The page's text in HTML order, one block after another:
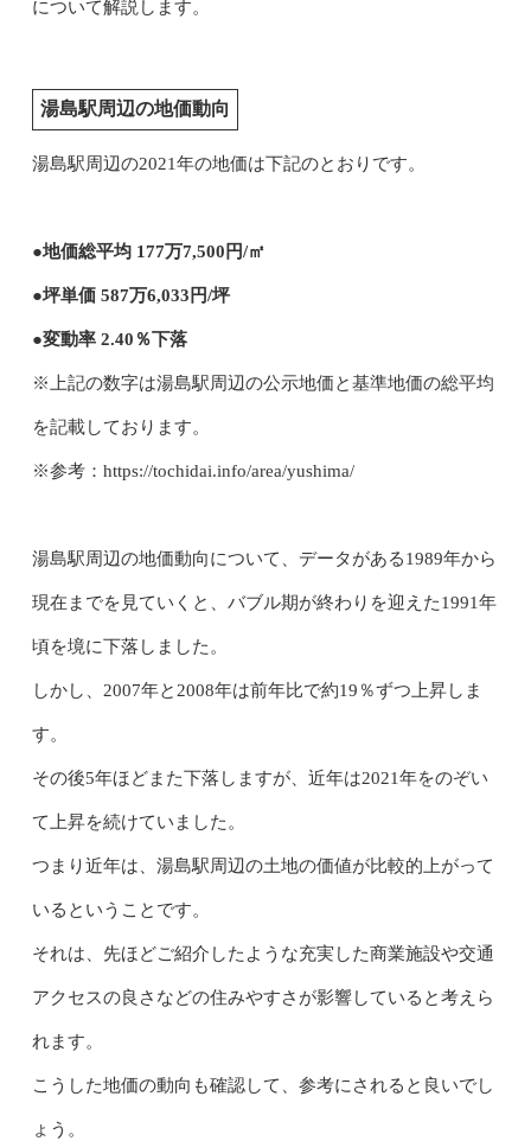
について解説します。
湯島駅周辺の地価動向
湯島駅周辺の2021年の地価は下記のとおりです。
●地価総平均 177万7,500円/㎡
●坪単価 587万6,033円/坪
●変動率 2.40％下落
※上記の数字は湯島駅周辺の公示地価と基準地価の総平均
を記載しております。
※参考：https://tochidai.info/area/yushima/
湯島駅周辺の地価動向について、データがある1989年から
現在までを見ていくと、バブル期が終わりを迎えた1991年
頃を境に下落しました。
しかし、2007年と2008年は前年比で約19％ずつ上昇しま
す。
その後5年ほどまた下落しますが、近年は2021年をのぞい
て上昇を続けていました。
つまり近年は、湯島駅周辺の土地の価値が比較的上がって
いるということです。
それは、先ほどご紹介したような充実した商業施設や交通
アクセスの良さなどの住みやすさが影響していると考えら
れます。
こうした地価の動向も確認して、参考にされると良いでし
ょう。